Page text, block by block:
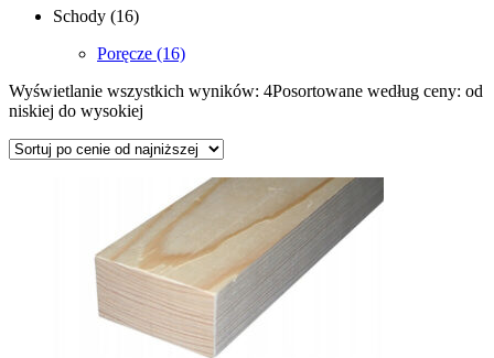
Schody (16)
Poręcze (16)
Wyświetlanie wszystkich wyników: 4Posortowane według ceny: od
niskiej do wysokiej